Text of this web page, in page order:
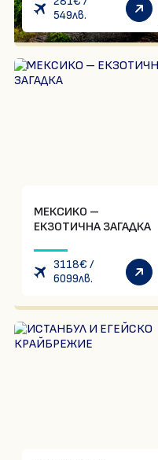
549лв.
МЕКСИКО –
ЕКЗОТИЧНА ЗАГАДКА
3118€ /
6099лв.